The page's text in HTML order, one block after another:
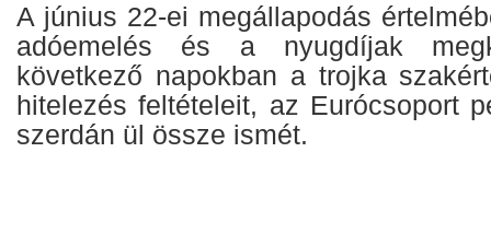
A június 22-ei megállapodás
adóemelés és a nyugdíjak
következő napokban a trojka
hitelezés feltételeit, az Eurócsoport
szerdán ül össze ismét.